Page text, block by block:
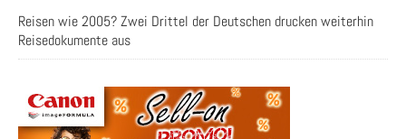
Reisen wie 2005? Zwei Drittel der Deutschen drucken weiterhin
Reisedokumente aus